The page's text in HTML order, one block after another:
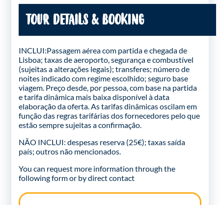
TOUR DETAILS & BOOKING
INCLUI:Passagem aérea com partida e chegada de
Lisboa; taxas de aeroporto, segurança e combustível
(sujeitas a alterações legais); transferes; número de
noites indicado com regime escolhido; seguro base
viagem. Preço desde, por pessoa, com base na partida
e tarifa dinâmica mais baixa disponível à data
elaboração da oferta. As tarifas dinâmicas oscilam em
função das regras tarifárias dos fornecedores pelo que
estão sempre sujeitas a confirmação.
NÃO INCLUI: despesas reserva (25€); taxas saída
país; outros não mencionados.
You can request more information through the
following formor by direct contact